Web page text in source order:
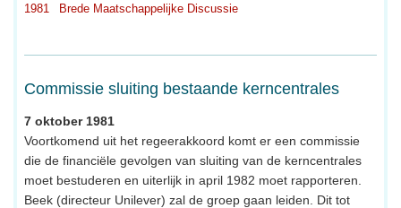
1981
Brede Maatschappelijke Discussie
Commissie sluiting bestaande kerncentrales
7 oktober 1981
Voortkomend uit het regeerakkoord komt er een commissie
die de financiële gevolgen van sluiting van de kerncentrales
moet bestuderen en uiterlijk in april 1982 moet rapporteren.
Beek (directeur Unilever) zal de groep gaan leiden. Dit tot